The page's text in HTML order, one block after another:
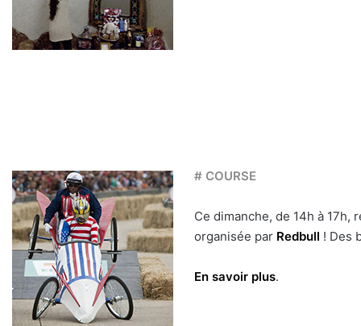
# COURSE
Ce dimanche, de 14h à 17h,
organisée par Redbull ! Des
En savoir plus.